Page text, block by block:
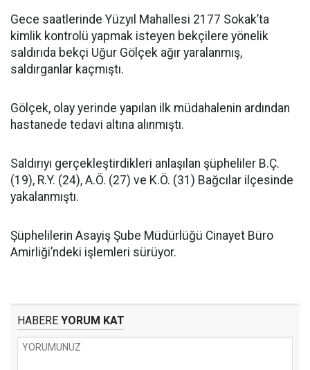
Gece saatlerinde Yüzyıl Mahallesi 2177 Sokak’ta
kimlik kontrolü yapmak isteyen bekçilere yönelik
saldırıda bekçi Uğur Gölçek ağır yaralanmış,
saldırganlar kaçmıştı.
Gölçek, olay yerinde yapılan ilk müdahalenin ardından
hastanede tedavi altına alınmıştı.
Saldırıyı gerçekleştirdikleri anlaşılan şüpheliler B.Ç.
(19), R.Y. (24), A.Ö. (27) ve K.Ö. (31) Bağcılar ilçesinde
yakalanmıştı.
Şüphelilerin Asayiş Şube Müdürlüğü Cinayet Büro
Amirliği’ndeki işlemleri sürüyor.
HABERE YORUM KAT